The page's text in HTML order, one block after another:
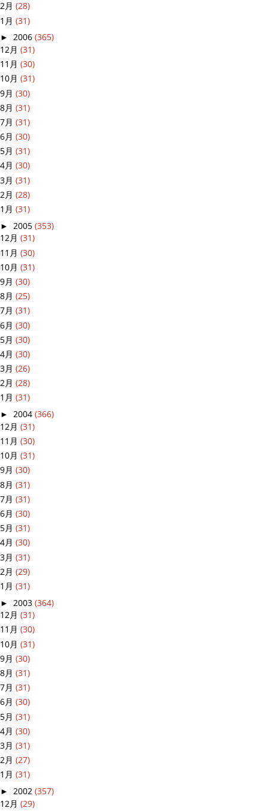
2月 (28)
1月 (31)
► 2006 (365)
12月 (31)
11月 (30)
10月 (31)
9月 (30)
8月 (31)
7月 (31)
6月 (30)
5月 (31)
4月 (30)
3月 (31)
2月 (28)
1月 (31)
► 2005 (353)
12月 (31)
11月 (30)
10月 (31)
9月 (30)
8月 (25)
7月 (31)
6月 (30)
5月 (30)
4月 (30)
3月 (26)
2月 (28)
1月 (31)
► 2004 (366)
12月 (31)
11月 (30)
10月 (31)
9月 (30)
8月 (31)
7月 (31)
6月 (30)
5月 (31)
4月 (30)
3月 (31)
2月 (29)
1月 (31)
► 2003 (364)
12月 (31)
11月 (30)
10月 (31)
9月 (30)
8月 (31)
7月 (31)
6月 (30)
5月 (31)
4月 (30)
3月 (31)
2月 (27)
1月 (31)
► 2002 (357)
12月 (29)